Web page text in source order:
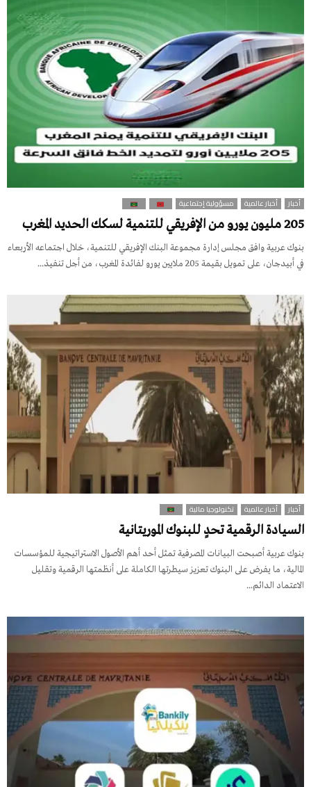
أخبار أخبار عالمية مسؤولية إجتماعية
205 مليون يورو من الإفريقي للتنمية لسكك الحديد المغرب
بنوك عربية وافق مجلس إدارة مجموعة البنك الإفريقي للتنمية، خلال اجتماعه الأربعاء
في أبيدجان، على تمويل بقيمة 205 ملايين يورو لفائدة المغرب، من أجل تنفيذ...
أخبار أخبار عالمية تكنولوجيا مالية
السيادة الرقمية تحدٍ للبنوك الموريتانية
بنوك عربية أصبحت البيانات المصرفية تمثل أحد أهم الأصول الاستراتيجية للمؤسسات
المالية، ما يفرض على البنوك تعزيز سيطرتها الكاملة على أنظمتها الرقمية وتقليل
الاعتماد الدائم...